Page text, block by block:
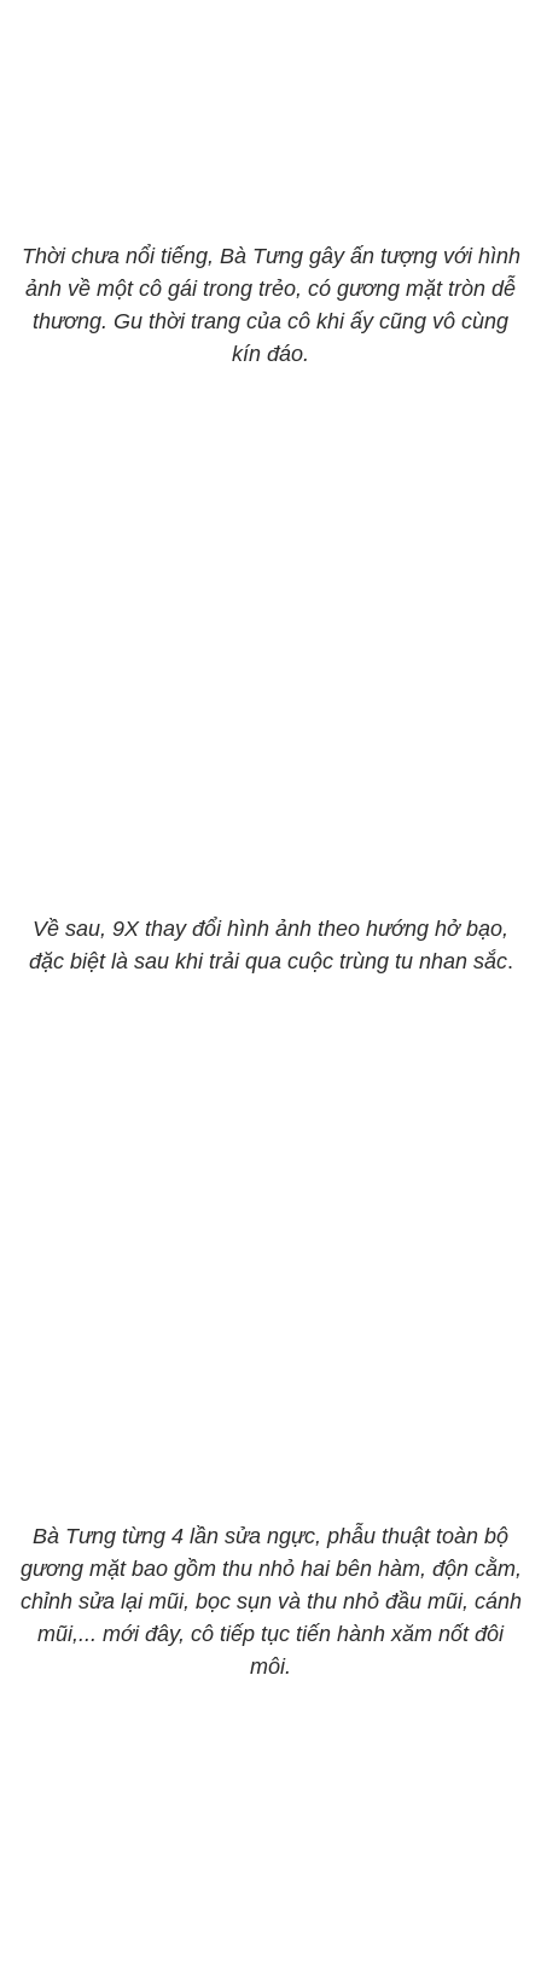
Thời chưa nổi tiếng, Bà Tưng gây ấn tượng với hình
ảnh về một cô gái trong trẻo, có gương mặt tròn dễ
thương. Gu thời trang của cô khi ấy cũng vô cùng
kín đáo.
Về sau, 9X thay đổi hình ảnh theo hướng hở bạo,
đặc biệt là sau khi trải qua cuộc trùng tu nhan sắc.
Bà Tưng từng 4 lần sửa ngực, phẫu thuật toàn bộ
gương mặt bao gồm thu nhỏ hai bên hàm, độn cằm,
chỉnh sửa lại mũi, bọc sụn và thu nhỏ đầu mũi, cánh
mũi,... mới đây, cô tiếp tục tiến hành xăm nốt đôi
môi.